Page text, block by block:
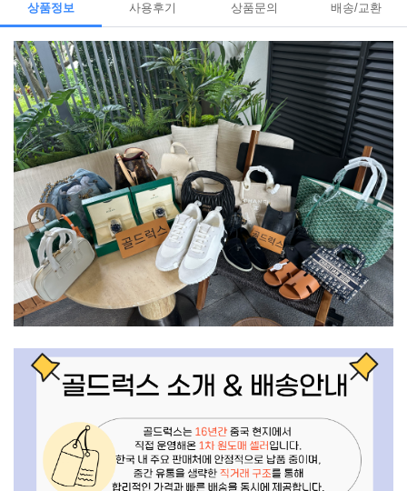
상품정보 사용후기 상품문의 배송/교환